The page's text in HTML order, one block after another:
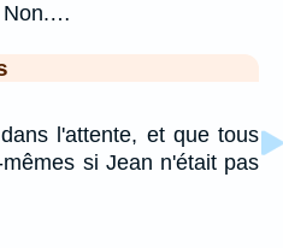
Non.…
l'attente, et que tous
si Jean n'était pas